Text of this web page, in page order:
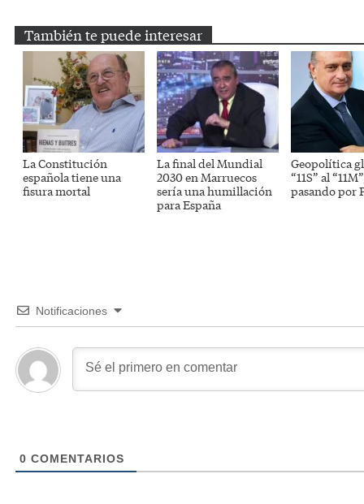
También te puede interesar
La Constitución
española tiene una
fisura mortal
La final del Mundial
2030 en Marruecos
sería una humillación
para España
Geopolítica
“11S” al
pasando por
Notificaciones
0 COMENTARIOS